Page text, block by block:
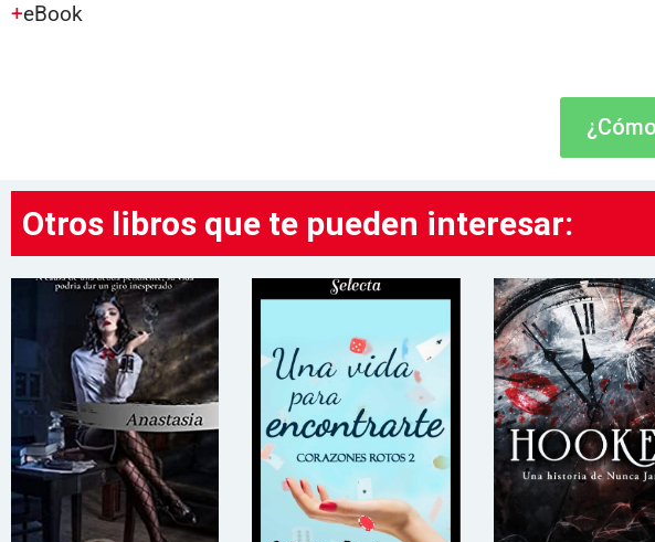
eBook
Otros libros que te pueden interesar: